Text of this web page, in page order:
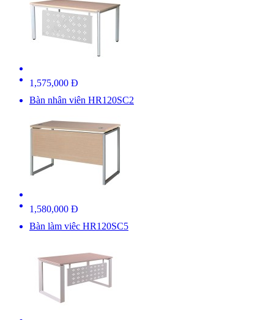
1,575,000 Đ
Bàn nhân viên HR120SC2
1,580,000 Đ
Bàn làm viêc HR120SC5